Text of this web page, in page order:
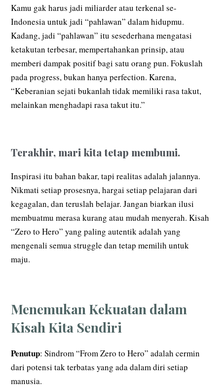
Kamu gak harus jadi miliarder atau terkenal se-
Indonesia untuk jadi “pahlawan” dalam hidupmu.
Kadang, jadi “pahlawan” itu sesederhana mengatasi
ketakutan terbesar, mempertahankan prinsip, atau
memberi dampak positif bagi satu orang pun. Fokuslah
pada progress, bukan hanya perfection. Karena,
“Keberanian sejati bukanlah tidak memiliki rasa takut,
melainkan menghadapi rasa takut itu.”
Terakhir, mari kita tetap membumi.
Inspirasi itu bahan bakar, tapi realitas adalah jalannya.
Nikmati setiap prosesnya, hargai setiap pelajaran dari
kegagalan, dan teruslah belajar. Jangan biarkan ilusi
membuatmu merasa kurang atau mudah menyerah. Kisah
“Zero to Hero” yang paling autentik adalah yang
mengenali semua struggle dan tetap memilih untuk
maju.
Menemukan Kekuatan dalam
Kisah Kita Sendiri
Penutup: Sindrom “From Zero to Hero” adalah cermin
dari potensi tak terbatas yang ada dalam diri setiap
manusia.